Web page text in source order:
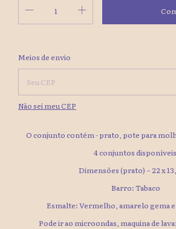
Entregas para o CEP:
Meios de envio
Não sei meu CEP
O conjunto contém - prato, pote para
4 conjuntos disponíveis
Dimensões (prato) ~ 22 x
Barro: Tabaco
Esmalte: Vermelho, amarelo gema
Pode ir ao microondas, maquina de